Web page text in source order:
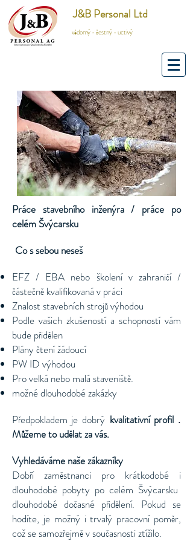
J&B Personal Ltd
vědomý - čestný - uctivý
Práce stavebního inženýra / práce po
celém Švýcarsku
Co s sebou neseš
EFZ / EBA nebo školení v zahraničí /
částečně kvalifikovaná v práci
Znalost stavebních strojů výhodou
Podle vašich zkušeností a schopností vám
bude přidělen
Plány čtení žádoucí
PW ID výhodou
Pro velká nebo malá staveniště.
možné dlouhodobé zakázky
Předpokladem je dobrý kvalitativní profil.
Můžeme to udělat za vás.
Vyhledáváme naše zákazníky
Dobří zaměstnanci pro krátkodobé i
dlouhodobé pobyty po celém Švýcarsku
dlouhodobé dočasné přidělení. Pokud se
hodíte, je možný i trvalý pracovní poměr,
což se samozřejmě v současnosti ztížilo.